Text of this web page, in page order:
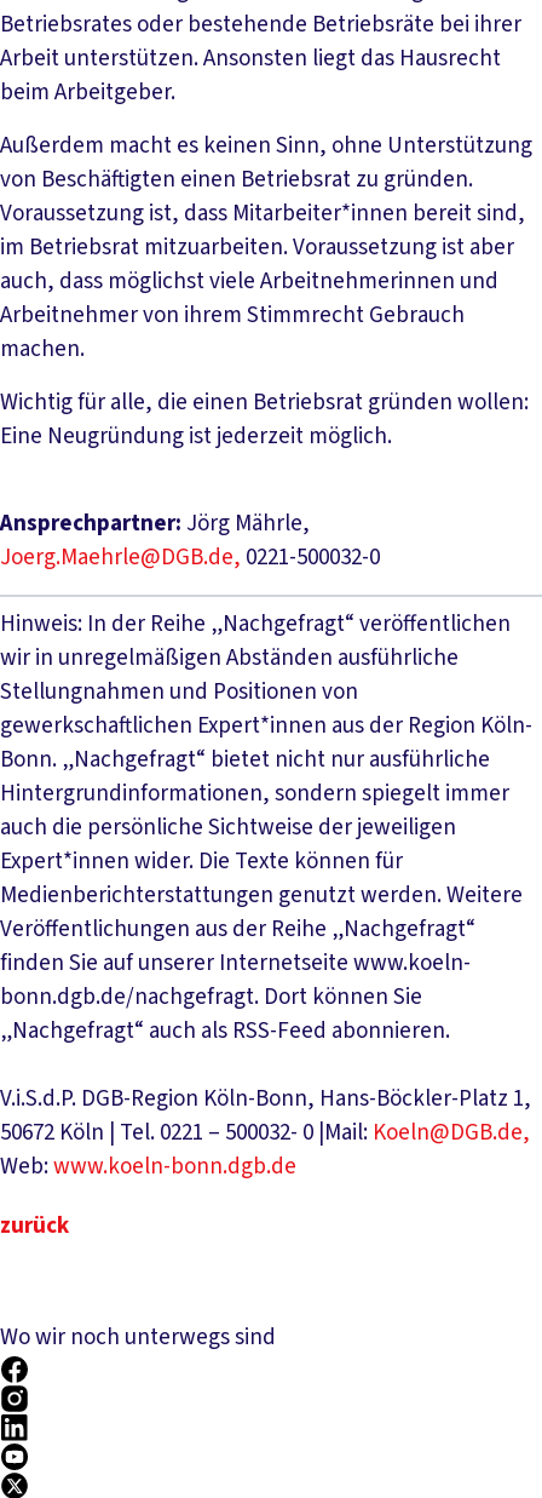
Betriebsrates oder bestehende Betriebsräte bei ihrer
Arbeit unterstützen. Ansonsten liegt das Hausrecht
beim Arbeitgeber.
Außerdem macht es keinen Sinn, ohne Unterstützung
von Beschäftigten einen Betriebsrat zu gründen.
Voraussetzung ist, dass Mitarbeiter*innen bereit sind,
im Betriebsrat mitzuarbeiten. Voraussetzung ist aber
auch, dass möglichst viele Arbeitnehmerinnen und
Arbeitnehmer von ihrem Stimmrecht Gebrauch
machen.
Wichtig für alle, die einen Betriebsrat gründen wollen:
Eine Neugründung ist jederzeit möglich.
Ansprechpartner: Jörg Mährle,
Joerg.Maehrle@DGB.de, 0221-500032-0
Hinweis: In der Reihe „Nachgefragt“ veröffentlichen
wir in unregelmäßigen Abständen ausführliche
Stellungnahmen und Positionen von
gewerkschaftlichen Expert*innen aus der Region Köln-
Bonn. „Nachgefragt“ bietet nicht nur ausführliche
Hintergrundinformationen, sondern spiegelt immer
auch die persönliche Sichtweise der jeweiligen
Expert*innen wider. Die Texte können für
Medienberichterstattungen genutzt werden. Weitere
Veröffentlichungen aus der Reihe „Nachgefragt“
finden Sie auf unserer Internetseite www.koeln-
bonn.dgb.de/nachgefragt. Dort können Sie
„Nachgefragt“ auch als RSS-Feed abonnieren.
V.i.S.d.P. DGB-Region Köln-Bonn, Hans-Böckler-Platz 1,
50672 Köln | Tel. 0221 – 500032- 0 |Mail: Koeln@DGB.de,
Web:www.koeln-bonn.dgb.de
zurück
Wo wir noch unterwegs sind